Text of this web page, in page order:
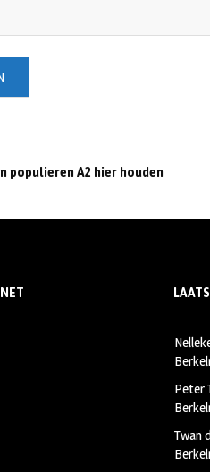
populieren A2 hier houden
Peter
Twan